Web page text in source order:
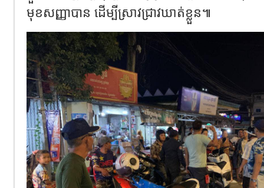
មុខសញ្ញាបាន ដើម្បីស្រាវជ្រាវឃាត់ខ្លួន៕